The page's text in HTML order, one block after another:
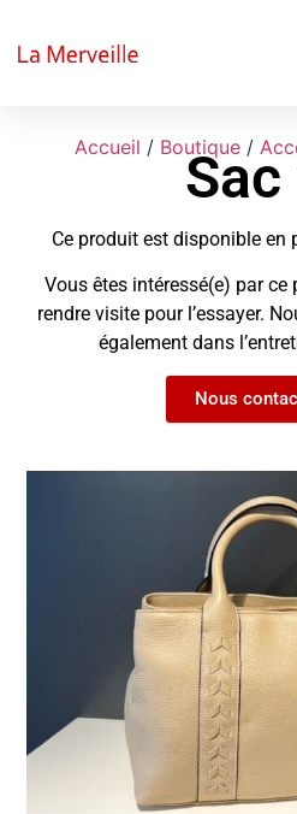
Accueil / Boutique/
Sac
Ce produit est disponible en
Vous êtes intéressé(e) par ce
rendre visite pour l’essayer.
également dans
Nous